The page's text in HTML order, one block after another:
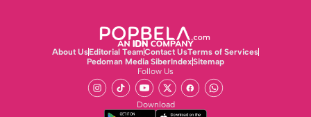
About UsEditorial TeamContact UsTerms of Services
Pedoman Media SiberIndexSitemap
Follow Us
Download